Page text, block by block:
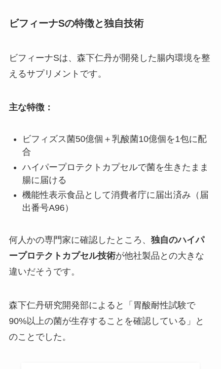
ビフィーナSの特徴と独自技術
ビフィーナSは、森下仁丹が開発した腸内環境を整
えるサプリメントです。
主な特徴：
ビフィズス菌50億個＋乳酸菌10億個を1包に配
合
ハイパープロテクトカプセルで菌を生きたまま
腸に届ける
機能性表示食品として消費者庁に届出済み（届
出番号A96）
何人かの専門家に確認したところ、 独自のハイパ
ープロテクトカプセル技術が他社製品との大きな
違いだそうです。
森下仁丹研究開発部によると「胃酸耐性試験で
90%以上の菌が生存することを確認している」と
のことでした。